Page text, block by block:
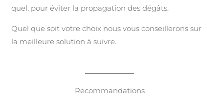
quel, pour éviter la propagation des dégâts.
Quel que soit votre choix nous vous conseillerons sur
la meilleure solution à suivre.
Recommandations